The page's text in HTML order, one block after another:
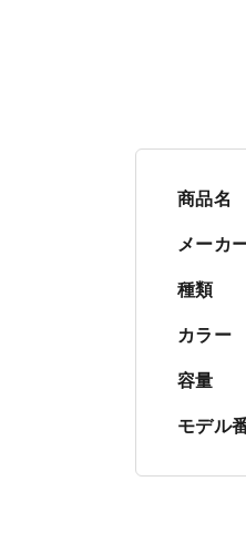
商品名
メーカ
種類
カラー
容量
モデル